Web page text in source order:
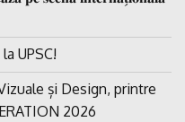
UPSC!
și Design, printre
2026